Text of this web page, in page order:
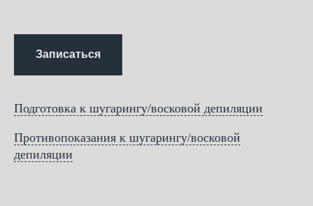
Записаться
Подготовка к шугарингу/восковой депиляции
Противопоказания к шугарингу/восковой
депиляции